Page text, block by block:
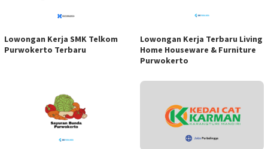
Lowongan Kerja SMK Telkom
Purwokerto Terbaru
Lowongan Kerja Terbaru Living
Home Houseware & Furniture
Purwokerto